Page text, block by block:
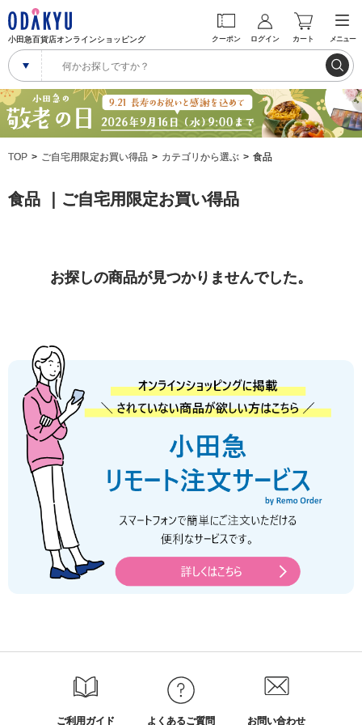
小田急百貨店オンラインショッピング クーポン ログイン カート メニュー
TOP ご自宅用限定お買い得品 カテゴリから選ぶ 食品
食品 ｜ご自宅用限定お買い得品
お探しの商品が見つかりませんでした。
ご利用ガイド よくあるご質問 お問い合わせ